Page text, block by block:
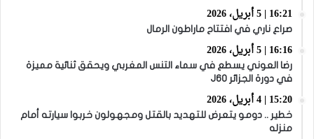
16:21 | 5 أبريل، 2026
صراع ناري في افتتاح ماراطون الرمال
16:16 | 5 أبريل، 2026
رضا العوني يسطع في سماء التنس المغربي ويحقق ثنائية مميزة
في دورة الجزائر J60
15:20 | 4 أبريل، 2026
خطير .. دومو يتعرض للتهديد بالقتل ومجهولون خربوا سيارته أمام
منزله